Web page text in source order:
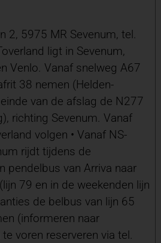
2, 5975 MR Sevenum, tel.
ligt in Sevenum,
Venlo. Vanaf snelweg A67
38 nemen (Helden-
van de afslag de N277
richting Sevenum. Vanaf
volgen • Vanaf NS-
rijdt tijdens de
pendelbus van Arriva naar
79 en in de weekenden lijn
de belbus van lijn 65
(informeren naar
voren reserveren via tel.